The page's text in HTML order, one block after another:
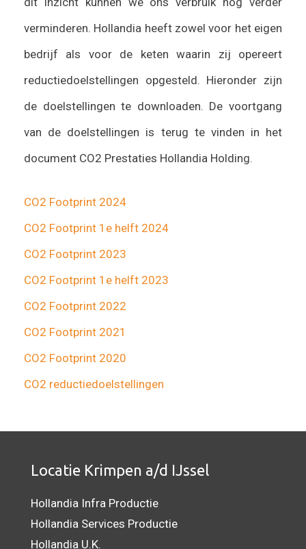
verminderen. Hollandia heeft zowel voor het eigen
bedrijf als voor de keten waarin zij opereert
reductiedoelstellingen opgesteld. Hieronder zijn
de doelstellingen te downloaden. De voortgang
van de doelstellingen is terug te vinden in het
document CO2 Prestaties Hollandia Holding.
CO2 Footprint 2024
CO2 Footprint 1e helft 2024
CO2 Footprint 2023
CO2 Footprint 1e helft 2023
CO2 Footprint 2022
CO2 Footprint 2021
CO2 Footprint 2020
CO2 reductiedoelstellingen
Locatie Krimpen a/d IJssel
Hollandia Infra Productie
Hollandia Services Productie
Hollandia U.K.